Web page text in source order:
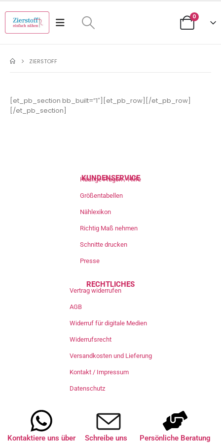
0
ZIERSTOFF
[et_pb_section bb_built=”1″][et_pb_row][/et_pb_row]
[/et_pb_section]
KUNDENSERVICE
Häufige Fragen / Hilfe
Größentabellen
Nählexikon
Richtig Maß nehmen
Schnitte drucken
Presse
RECHTLICHES
Vertrag widerrufen
AGB
Widerruf für digitale Medien
Widerrufsrecht
Versandkosten und Lieferung
Kontakt / Impressum
Datenschutz
Kontaktiere uns über Schreibe uns Persönliche Beratung